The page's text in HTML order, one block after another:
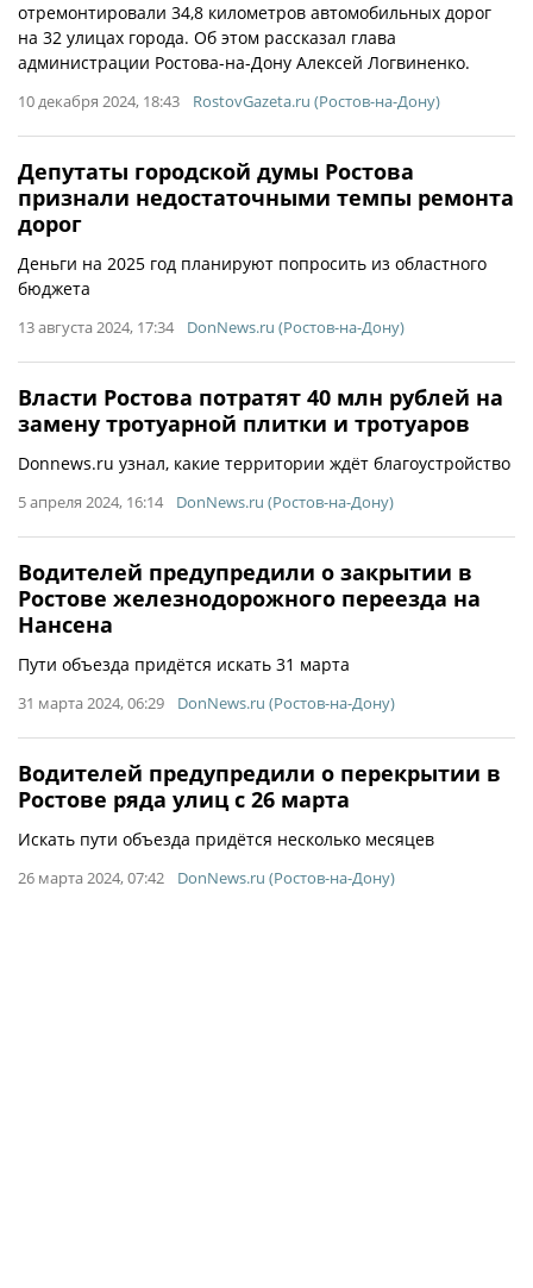
отремонтировали 34,8 километров автомобильных дорог
на 32 улицах города. Об этом рассказал глава
администрации Ростова-на-Дону Алексей Логвиненко.
10 декабря 2024, 18:43 RostovGazeta.ru (Ростов-на-Дону)
Депутаты городской думы Ростова
признали недостаточными темпы ремонта
дорог
Деньги на 2025 год планируют попросить из областного
бюджета
13 августа 2024, 17:34 DonNews.ru (Ростов-на-Дону)
Власти Ростова потратят 40 млн рублей на
замену тротуарной плитки и тротуаров
Donnews.ru узнал, какие территории ждёт благоустройство
5 апреля 2024, 16:14 DonNews.ru (Ростов-на-Дону)
Водителей предупредили о закрытии в
Ростове железнодорожного переезда на
Нансена
Пути объезда придётся искать 31 марта
31 марта 2024, 06:29 DonNews.ru (Ростов-на-Дону)
Водителей предупредили о перекрытии в
Ростове ряда улиц с 26 марта
Искать пути объезда придётся несколько месяцев
26 марта 2024, 07:42 DonNews.ru (Ростов-на-Дону)